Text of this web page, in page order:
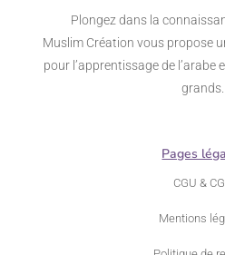
Plongez dans la
Muslim Création vous propose
pour l’apprentissage de l’arabe
grands.
Pages
CGU &
Mentions